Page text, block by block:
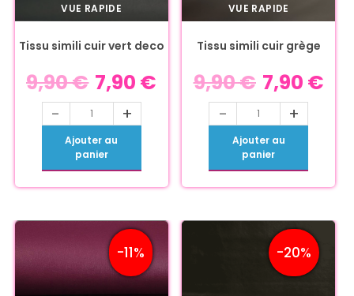
VUE RAPIDE
Tissu simili cuir vert deco
9,90€ 7,90 €
- +
Ajouter au
panier
VUE RAPIDE
Tissu simili cuir grège
9,90€ 7,90 €
- +
Ajouter au
panier
-11% -20%